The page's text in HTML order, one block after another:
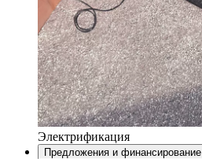
Электрификация
Предложения и финансирование